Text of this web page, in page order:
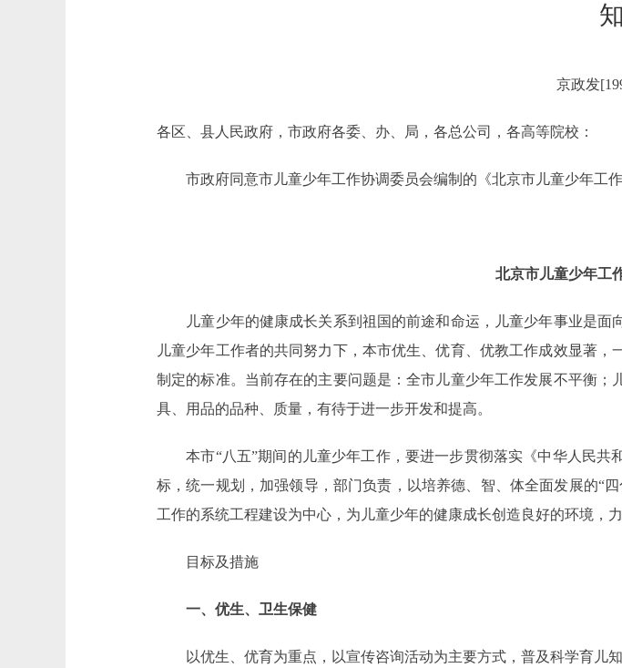
知
京政发
各区、县人民政府，市政府各委、办、局，各总公司，各高等院校：
市政府同意市儿童少年工作协调委员会编制的《北京市儿童少年工作
北京市儿童少年工
儿童少年的健康成长关系到祖国的前途和命运，儿童少年事业是面
儿童少年工作者的共同努力下，本市优生、优育、优教工作成效显著
制定的标准。当前存在的主要问题是：全市儿童少年工作发展不平衡
具、用品的品种、质量，有待于进一步开发和提高。
本市“八五”期间的儿童少年工作，要进一步贯彻落实《中华人民共
标，统一规划，加强领导，部门负责，以培养德、智、体全面发展的“
工作的系统工程建设为中心，为儿童少年的健康成长创造良好的环境，
目标及措施
一、优生、卫生保健
以优生、优育为重点，以宣传咨询活动为主要方式，普及科学育儿知